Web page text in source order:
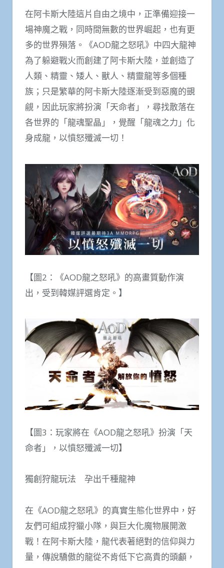
在阿卡斯大陸這片自由之境中，正準備迎接一
場神魔之戰，同時間無數的世界崛起，也有更
多的世界殞落。《AOD龍之怒吼》中四大龍神
為了躲避戰火而創建了阿卡斯大陸，並創造了
人類、精靈、矮人、獸人、精靈龍等多個種
族；只是繁華的阿卡斯大陸逐漸受到惡魔的覬
覦，因此玩家將扮演「天命者」，尋找散落在
各世界的「龍魂聖晶」，覺醒「龍魂之力」化
身成龍，以憤怒殲滅一切！
【圖2：《AOD龍之怒吼》的高畫質動作演
出，受到韓媒評選肯定。】
【圖3：玩家將在《AOD龍之怒吼》扮演「天
命者」，以憤怒殲滅一切】
獨創狩龍玩法 孕出千種龍神
在《AOD龍之怒吼》的真實生態化世界中，好
友們可組成狩獵小隊，與巨大化魔物展開激
戰！在阿卡斯大陸，龍代表著絕對的信仰與力
量，傳說驕傲的龍從不肯低下它高貴的頭顱，